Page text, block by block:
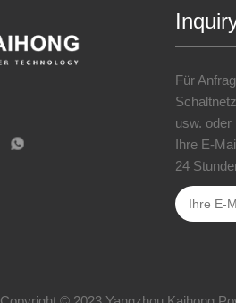
Für
usw.
Ihre E-
24